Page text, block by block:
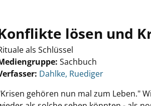
lösen und
als Schlüssel
Sachbuch
Suche nach diesem Verfasser
Dahlke, Ruediger
gehören nun mal zum Leben."